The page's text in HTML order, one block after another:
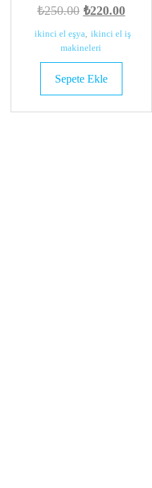
₺250.00 Orijinal
fiyat:
₺250.00.
₺220.00Şu
andaki
ikinci el eşya
ikinci el iş
makineleri
Sepete Ekle